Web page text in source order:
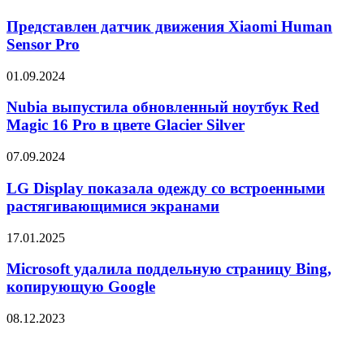
охлаждения
и
движения
Xiaomi
Human
Pro
Представлен датчик движения Xiaomi Human
Sensor Pro
Nubia
обновленный
ноутбук
Red
16
в
цвете
Silver
01.09.2024
Nubia выпустила обновленный ноутбук Red
Magic 16 Pro в цвете Glacier Silver
LG
показала
одежду
со
растягивающимися
07.09.2024
LG Display показала одежду со встроенными
растягивающимися экранами
Microsoft
поддельную
Bing,
Google
17.01.2025
Microsoft удалила поддельную страницу Bing,
копирующую Google
Представлены
08.12.2023